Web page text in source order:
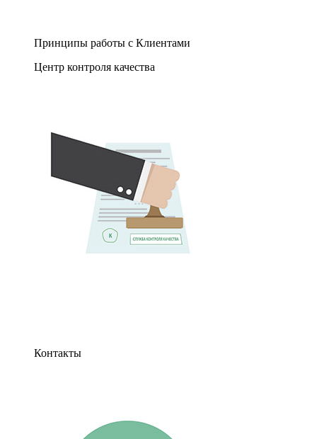
Принципы работы с Клиентами
Центр контроля качества
Контакты